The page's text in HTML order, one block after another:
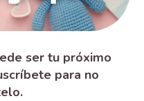
ser tu próximo
para no